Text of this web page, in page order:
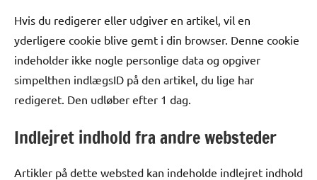
Hvis du redigerer eller udgiver en artikel, vil en
yderligere cookie blive gemt i din browser. Denne cookie
indeholder ikke nogle personlige data og opgiver
simpelthen indlægsID på den artikel, du lige har
redigeret. Den udløber efter 1 dag.
Indlejret indhold fra andre websteder
Artikler på dette websted kan indeholde indlejret indhold